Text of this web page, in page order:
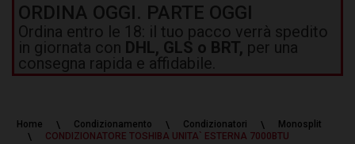
ORDINA OGGI. PARTE OGGI
Ordina entro le 18: il tuo pacco verrà spedito
in giornata con DHL, GLS o BRT, per una
consegna rapida e affidabile.
Home Condizionamento Condizionatori
Monosplit
CONDIZIONATORE TOSHIBA UNITA` ESTERNA 7000BTU